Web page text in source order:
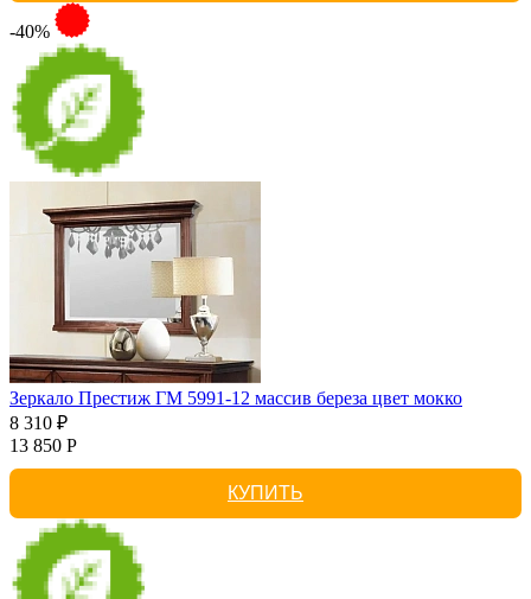
-40%
Зеркало Престиж ГМ 5991-12 массив береза цвет мокко
8 310 ₽
13 850 Р
КУПИТЬ